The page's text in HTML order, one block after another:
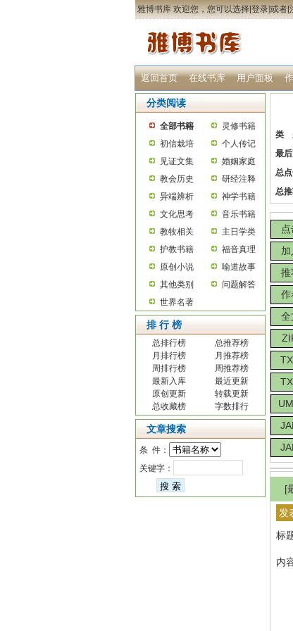
雅博书库 欢迎您，您可以选择[登录]或者[
返回首页 在线书库 用户面板
分类阅读
全部书籍
灵修书籍
初信栽培
个人传记
见证文集
婚姻家庭
教会历史
研经注释
异端辨析
神学书籍
文化思考
音乐书籍
教牧相关
主日学类
护教书籍
福音真理
原创小说
喻道故事
其他类别
问题解答
世界名著
排 行 榜
总排行榜
总推荐榜
月排行榜
月推荐榜
周排行榜
周推荐榜
最新入库
最近更新
原创更新
转载更新
总收藏榜
字数排行
文章搜索
条 件：
关键字：
类
最后
总点
总推
推
作
全
[
发
标
内